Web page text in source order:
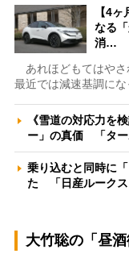
【4
なる
消…
あれほどもてはやさ
最近では減速基調に
《雪道の対応力を
ー」の真価 「タ
乗り込むと同時に
た 「日産ルーク
大竹聡の「昼酒